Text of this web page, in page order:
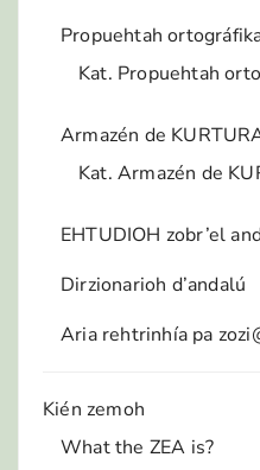
Propuehtah
Kat. Propuehtah
Armazén de
Kat. Armazén de
EHTUDIOH zobr’el
Dirzionarioh d’andalú
Aria rehtrinhía pa
Kién zemoh
What the ZEA is?